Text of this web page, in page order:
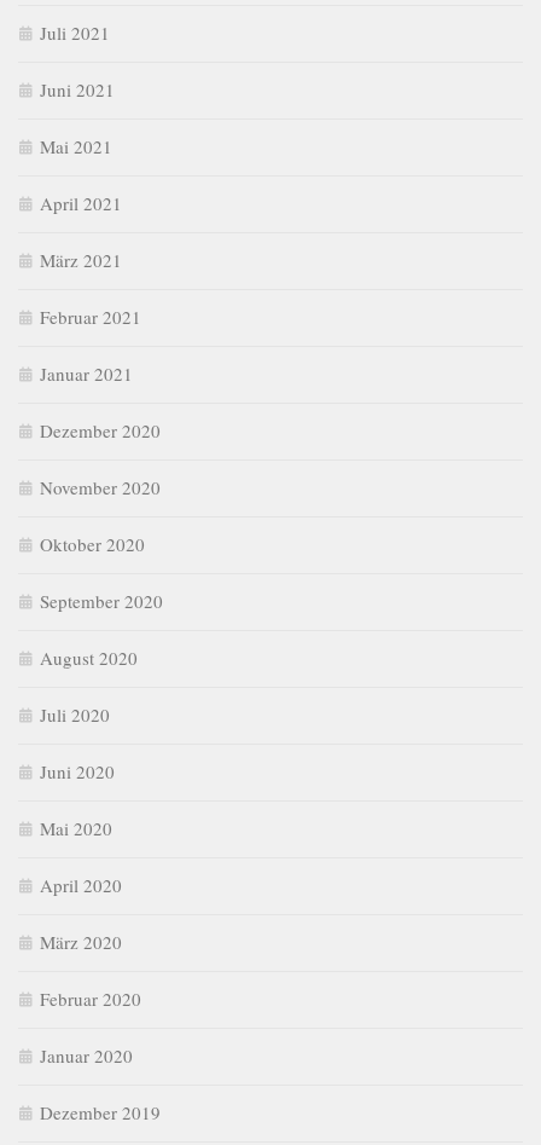
Juli 2021
Juni 2021
Mai 2021
April 2021
März 2021
Februar 2021
Januar 2021
Dezember 2020
November 2020
Oktober 2020
September 2020
August 2020
Juli 2020
Juni 2020
Mai 2020
April 2020
März 2020
Februar 2020
Januar 2020
Dezember 2019